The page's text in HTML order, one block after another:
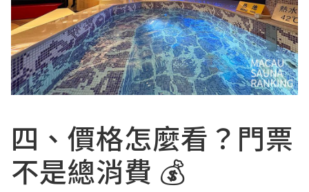
四、價格怎麼看？門票
不是總消費 💰